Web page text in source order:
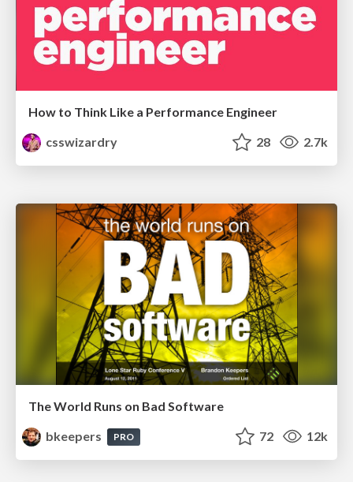
How to Think Like a Performance Engineer
csswizardry
28 2.7k
The World Runs on Bad Software
bkeepers
PRO 72 12k